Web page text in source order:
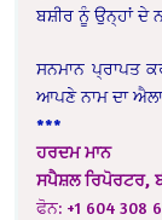
ਬਸ਼ੀਰ ਨੂੰ ਉਨ੍ਹਾਂ ਦੇ
ਸਨਮਾਨ ਪ੍ਰਾਪਤ
ਆਪਣੇ ਨਾਮ ਦਾ
***
ਹਰਦਮ ਮਾਨ
ਸਪੈਸ਼ਲ ਰਿਪੋਰਟਰ,
ਫੋਨ: +1 604 308